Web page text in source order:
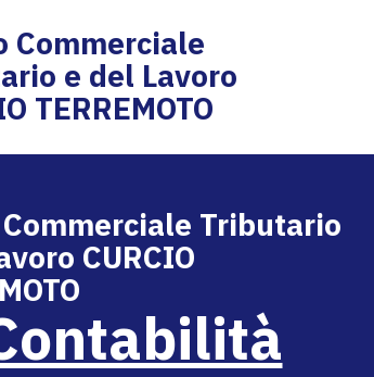
Commerciale
e del Lavoro
TERREMOTO
Tributario
CURCIO